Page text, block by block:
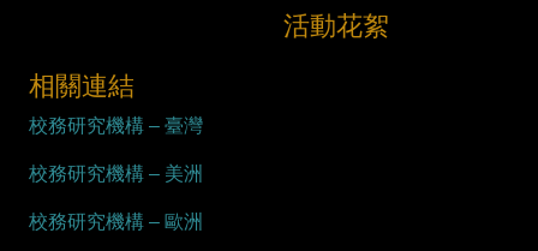
活動花絮
相關連結
校務研究機構 – 臺灣
校務研究機構 – 美洲
校務研究機構 – 歐洲